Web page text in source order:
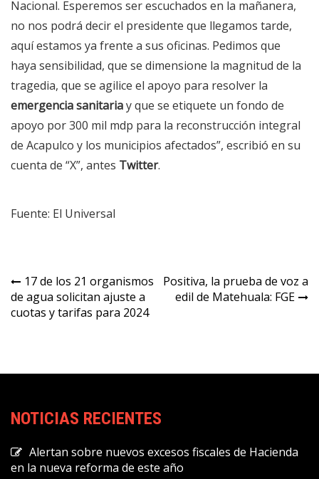
Nacional. Esperemos ser escuchados en la mañanera,
no nos podrá decir el presidente que llegamos tarde,
aquí estamos ya frente a sus oficinas. Pedimos que
haya sensibilidad, que se dimensione la magnitud de la
tragedia, que se agilice el apoyo para resolver la
emergencia sanitariay que se etiquete un fondo de
apoyo por 300 mil mdp para la reconstrucción integral
de Acapulco y los municipios afectados”, escribió en su
cuenta de “X”, antes Twitter.
Fuente: El Universal
Navegación
de
17 de los 21 organismos
de agua solicitan ajuste a
cuotas y tarifas para 2024
Positiva, la prueba de voz a
edil de Matehuala: FGE
NOTICIAS RECIENTES
Alertan sobre nuevos excesos fiscales de Hacienda
en la nueva reforma de este año